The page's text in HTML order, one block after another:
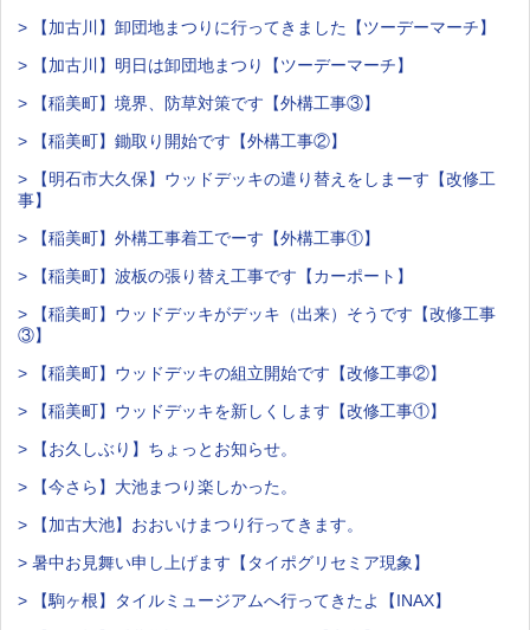
> 【加古川】卸団地まつりに行ってきました【ツーデーマーチ】
> 【加古川】明日は卸団地まつり【ツーデーマーチ】
> 【稲美町】境界、防草対策です【外構工事③】
> 【稲美町】鋤取り開始です【外構工事②】
> 【明石市大久保】ウッドデッキの遣り替えをしまーす【改修工
事】
> 【稲美町】外構工事着工でーす【外構工事①】
> 【稲美町】波板の張り替え工事です【カーポート】
> 【稲美町】ウッドデッキがデッキ（出来）そうです【改修工事
③】
> 【稲美町】ウッドデッキの組立開始です【改修工事②】
> 【稲美町】ウッドデッキを新しくします【改修工事①】
> 【お久しぶり】ちょっとお知らせ。
> 【今さら】大池まつり楽しかった。
> 【加古大池】おおいけまつり行ってきます。
> 暑中お見舞い申し上げます【タイポグリセミア現象】
> 【駒ヶ根】タイルミュージアムへ行ってきたよ【INAX】